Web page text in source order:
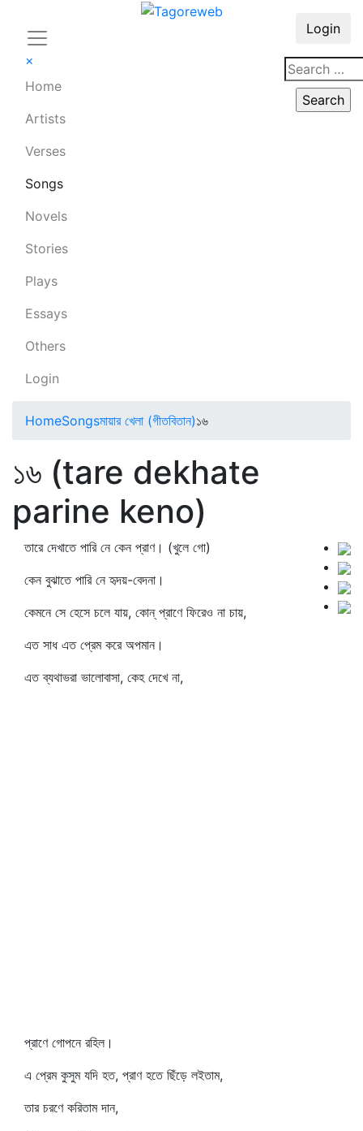
×
Home
Artists
Verses
Songs
Novels
Stories
Plays
Essays
Others
Login
Login
HomeSongsমায়ার খেলা (গীতবিতান)১৬
১৬ (tare dekhate
parine keno)
তারে দেখাতে পারি নে কেন প্রাণ। (খুলে গো)
কেন বুঝাতে পারি নে হৃদয়-বেদনা।
কেমনে সে হেসে চলে যায়, কোন্‌ প্রাণে ফিরেও না চায়,
এত সাধ এত প্রেম করে অপমান।
এত ব্যথাভরা ভালোবাসা, কেহ দেখে না,
প্রাণে গোপনে রহিল।
এ প্রেম কুসুম যদি হত, প্রাণ হতে ছিঁড়ে লইতাম,
তার চরণে করিতাম দান,